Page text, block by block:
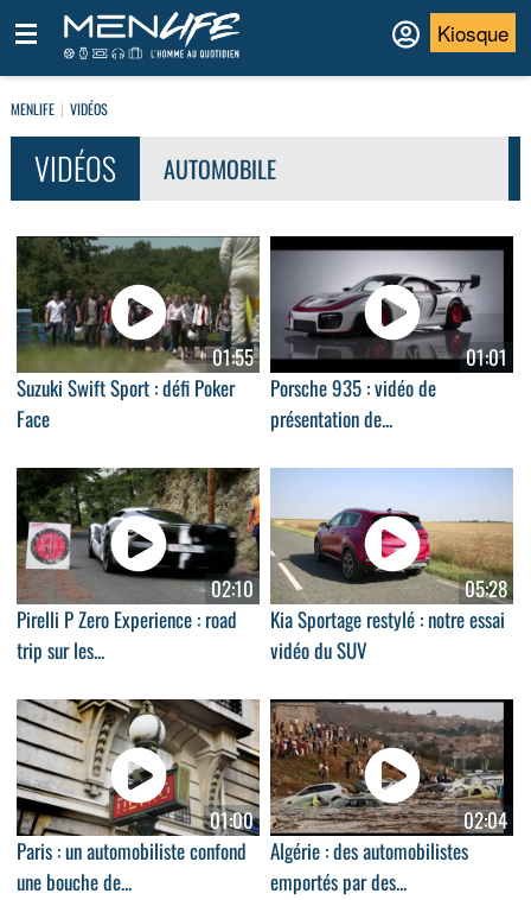
Kiosque
MENLIFE VIDÉOS
VIDÉOS AUTOMOBILE
01:55
Suzuki Swift Sport : défi Poker
Face
01:01
Porsche 935 : vidéo de
présentation de...
02:10
Pirelli P Zero Experience : road
trip sur les...
05:28
Kia Sportage restylé : notre essai
vidéo du SUV
01:00
Paris : un automobiliste confond
une bouche de...
02:04
Algérie : des automobilistes
emportés par des...